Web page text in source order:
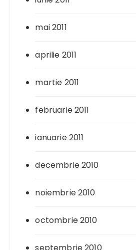
mai 2011
aprilie 2011
martie 2011
februarie 2011
ianuarie 2011
decembrie 2010
noiembrie 2010
octombrie 2010
septembrie 2010